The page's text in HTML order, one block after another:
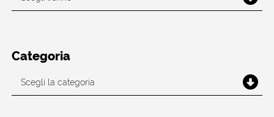
Categoria